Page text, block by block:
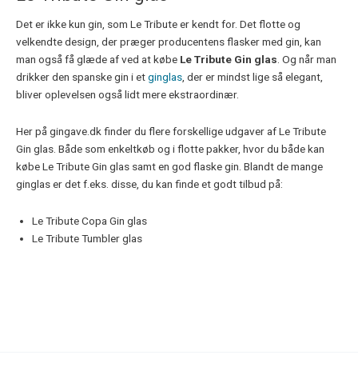
Det er ikke kun gin, som Le Tribute er kendt for. Det flotte og
velkendte design, der præger producentens flasker med gin, kan
man også få glæde af ved at købe Le Tribute Gin glas . Og når man
drikker den spanske gin i etginglas , der er mindst lige så elegant,
bliver oplevelsen også lidt mere ekstraordinær.
Her på gingave.dk finder du flere forskellige udgaver af Le Tribute
Gin glas. Både som enkeltkøb og i flotte pakker, hvor du både kan
købe Le Tribute Gin glas samt en god flaske gin. Blandt de mange
ginglas er det f.eks. disse, du kan finde et godt tilbud på:
Le Tribute Copa Gin glas
Le Tribute Tumbler glas